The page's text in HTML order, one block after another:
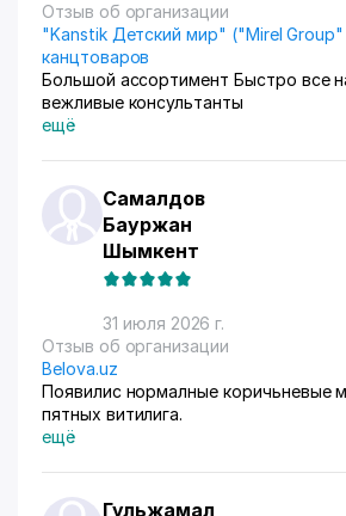
Отзыв об организации
"Kanstik Детский мир" ("Mirel
канцтоваров
Большой ассортимент Быстро все
вежливые консультанты
ещё
Самалдов
Бауржан
Шымкент
31 июля 2026 г.
Отзыв об организации
Belova.uz
Появилис нормалные коричьневые места на белых
пятных витилига.
ещё
Гульжамал